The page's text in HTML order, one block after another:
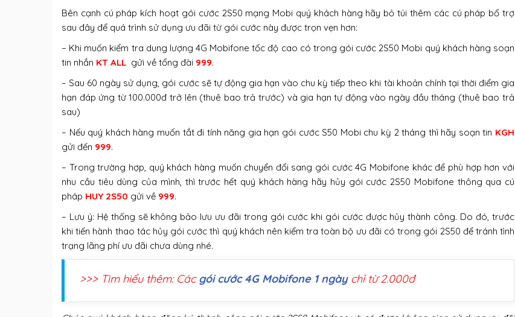
Bên cạnh cú pháp kích hoạt gói cước 2S50 mạng Mobi quý khách hàng hãy bỏ túi thêm các cú pháp bổ trợ
sau đây để quá trình sử dụng ưu đãi từ gói cước này được trọn vẹn hơn:
– Khi muốn kiểm tra dung lượng 4G Mobifone tốc độ cao có trong gói cước 2S50 Mobi quý khách hàng soạn
tin nhắn KT ALL gửi về tổng đài 999.
– Sau 60 ngày sử dụng, gói cước sẽ tự động gia hạn vào chu kỳ tiếp theo khi tài khoản chính tại thời điểm gia
hạn đáp ứng từ 100.000đ trở lên (thuê bao trả trước) và gia hạn tự động vào ngày đầu tháng (thuê bao trả
sau)
– Nếu quý khách hàng muốn tắt đi tính năng gia hạn gói cước S50 Mobi chu kỳ 2 tháng thì hãy soạn tin KGH
gửi đến 999.
– Trong trường hợp, quý khách hàng muốn chuyển đổi sang gói cước 4G Mobifone khác để phù hợp hơn với
nhu cầu tiêu dùng của mình, thì trước hết quý khách hàng hãy hủy gói cước 2S50 Mobifone thông qua cú
pháp HUY 2S50 gửi về 999.
– Lưu ý: Hệ thống sẽ không bảo lưu ưu đãi trong gói cước khi gói cước được hủy thành công. Do đó, trước
khi tiến hành thao tác hủy gói cước thì quý khách nên kiểm tra toàn bộ ưu đãi có trong gói 2S50 để tránh tình
trạng lãng phí ưu đãi chưa dùng nhé.
>>> Tìm hiểu thêm: Cácgói cước 4G Mobifone 1 ngày chỉ từ 2.000đ